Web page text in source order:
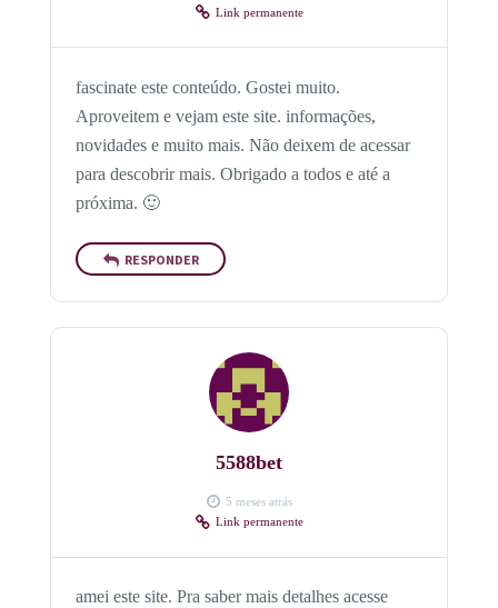
Link permanente
fascinate este conteúdo. Gostei muito.
Aproveitem e vejam este site. informações,
novidades e muito mais. Não deixem de acessar
para descobrir mais. Obrigado a todos e até a
próxima. 🙂
RESPONDER
5588bet
5 meses atrás
Link permanente
amei este site. Pra saber mais detalhes acesse